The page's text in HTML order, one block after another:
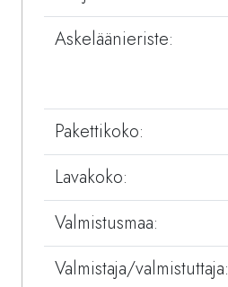
Askeläänieriste:
Pakettikoko:
Lavakoko:
Valmistusmaa:
Valmistaja/valmistuttaja: